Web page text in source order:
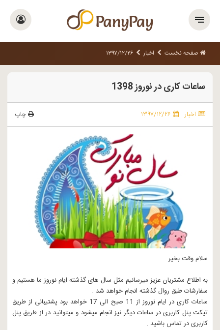
صفحه نخست اخبار ۱۳۹۷/۱۲/۲۶
ساعات کاری در نوروز 1398
اخبار ۱۳۹۷/۱۲/۲۶ چاپ
سلام وقت بخیر
به اطلاع مشتریان عزیز میرسانیم مثل سال های گذشته ایام نوروز ما هستیم و
سفارشات طبق روال گذشته انجام خواهد شد .
ساعات کاری در ایام نوروز از 11 صبح الی 17 خواهد بود پشتیبانی از طریق
تیکت پنل کاربری در ساعات دیگر نیز انجام میشود و میتوانید در از طریق پنل
کاربری در تماس باشید .